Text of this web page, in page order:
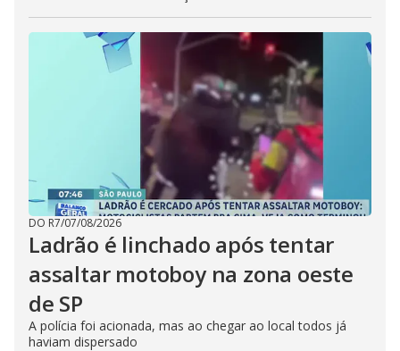
DO R7/07/08/2026
Ladrão é linchado após tentar
assaltar motoboy na zona oeste
de SP
A polícia foi acionada, mas ao chegar ao local todos já
haviam dispersado